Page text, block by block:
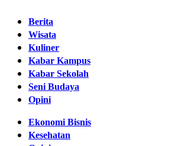
Berita
Wisata
Kuliner
Kabar Kampus
Kabar Sekolah
Seni Budaya
Opini
Ekonomi Bisnis
Kesehatan